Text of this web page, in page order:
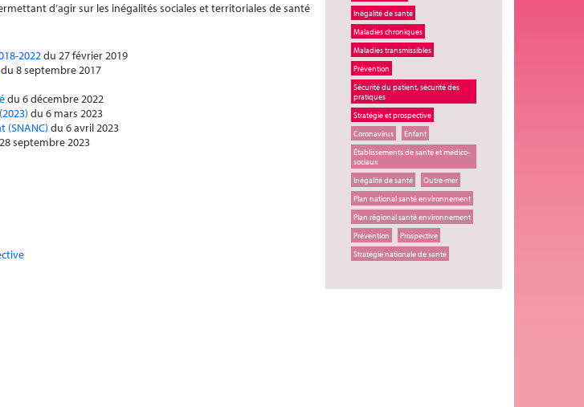
Inégalité de santé
Maladies chroniques
Maladies transmissibles
Prévention
Sécurité du patient, sécurité des
pratiques
Stratégie et prospective
Coronavirus
Enfant
Établissements de santé et médico-
sociaux
Inégalité de santé
Outre-mer
Plan national santé environnement
Plan régional santé environnement
Prévention
Prospective
Stratégie nationale de santé
d’agir sur les inégalités sociales et territoriales de santé
2022du 27 février 2019
du 8 septembre 2017
du 6 décembre 2022
du 6 mars 2023
du 6 avril 2023
septembre 2023